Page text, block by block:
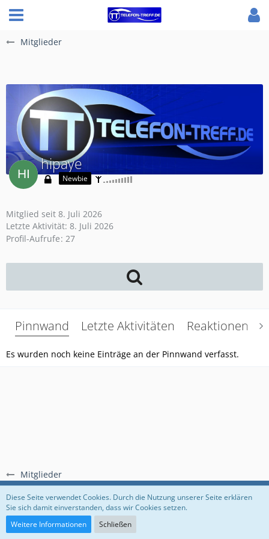
Mitglieder
Mitglieder
hipaye
Newbie
Mitglied seit 8. Juli 2026
Letzte Aktivität: 8. Juli 2026
Profil-Aufrufe 27
Pinnwand Letzte Aktivitäten Reaktionen
Es wurden noch keine Einträge an der Pinnwand verfasst.
Regeln Datenschutzerklärung Impressum
Community-Software:
Diese Seite verwendet Cookies. Durch die Nutzung unserer Seite erklären
Sie sich damit einverstanden, dass wir Cookies setzen.
Weitere Informationen
Schließen